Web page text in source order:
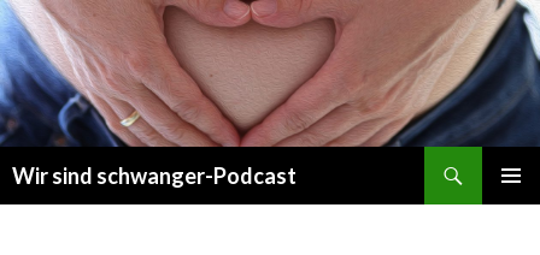
Wir sind schwanger-Podcast